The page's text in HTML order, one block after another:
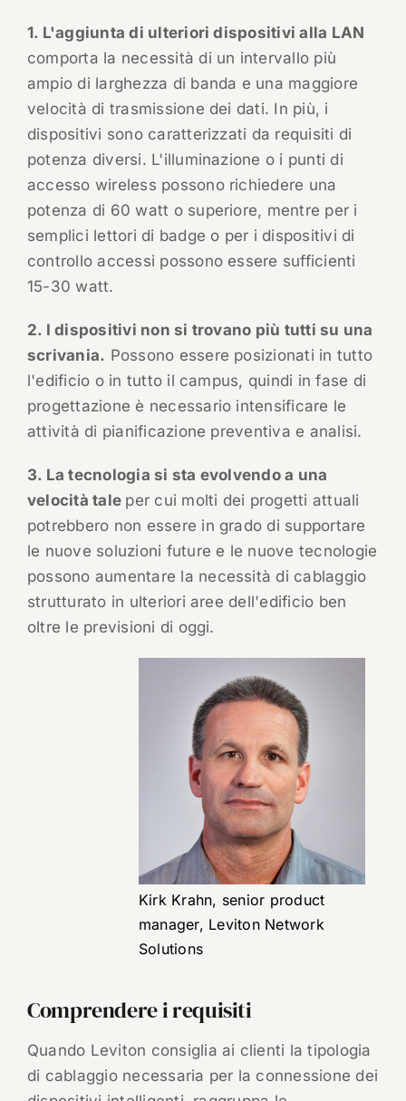
1. L'aggiunta di ulteriori dispositivi alla LAN
comporta la necessità di un intervallo più
ampio di larghezza di banda e una maggiore
velocità di trasmissione dei dati. In più, i
dispositivi sono caratterizzati da requisiti di
potenza diversi. L'illuminazione o i punti di
accesso wireless possono richiedere una
potenza di 60 watt o superiore, mentre per i
semplici lettori di badge o per i dispositivi di
controllo accessi possono essere sufficienti
15-30 watt.
2. I dispositivi non si trovano più tutti su una
scrivania. Possono essere posizionati in tutto
l'edificio o in tutto il campus, quindi in fase di
progettazione è necessario intensificare le
attività di pianificazione preventiva e analisi.
3. La tecnologia si sta evolvendo a una
velocità tale per cui molti dei progetti attuali
potrebbero non essere in grado di supportare
le nuove soluzioni future e le nuove tecnologie
possono aumentare la necessità di cablaggio
strutturato in ulteriori aree dell'edificio ben
oltre le previsioni di oggi.
Kirk Krahn, senior product
manager, Leviton Network
Solutions
Comprendere i requisiti
Quando Leviton consiglia ai clienti la tipologia
di cablaggio necessaria per la connessione dei